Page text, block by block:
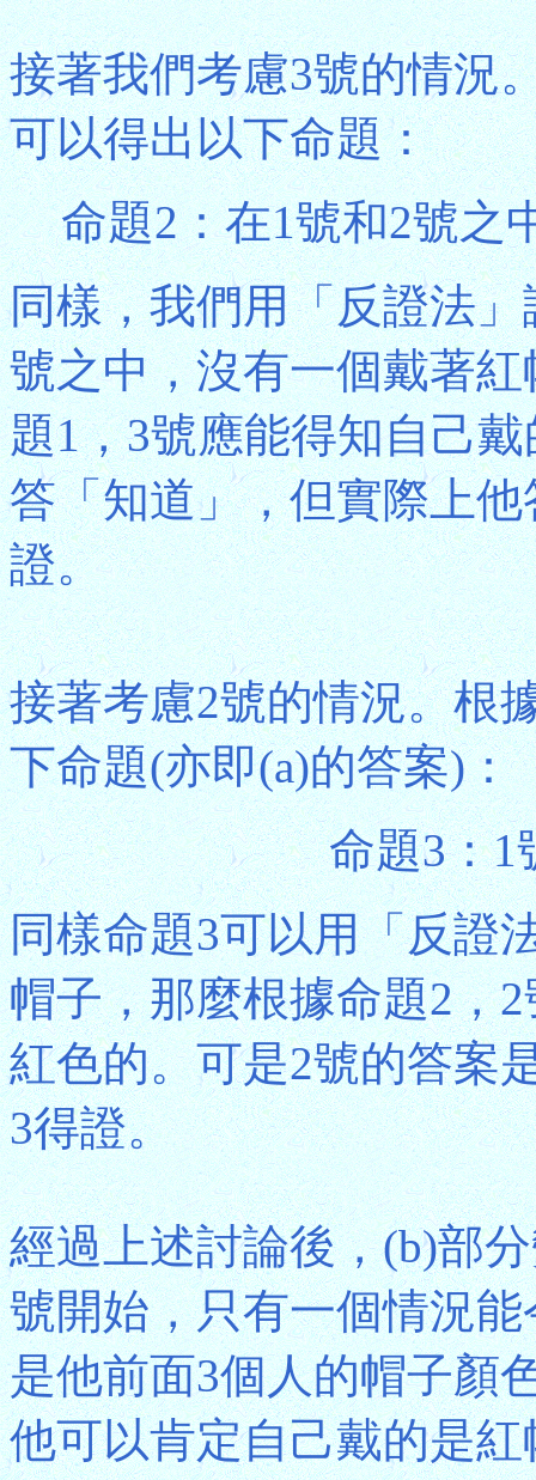
接著我們考慮3號的情況
可以得出以下命題：
命題2：在1號和2號之
同樣，我們用「反證法
號之中，沒有一個戴著
題1，3號應能得知自己
答「知道」，但實際上
證。
接著考慮2號的情況。根
下命題(亦即(a)的答案)：
命題3：1
同樣命題3可以用「反證
帽子，那麼根據命題2，
紅色的。可是2號的答案
3得證。
經過上述討論後，(b)部
號開始，只有一個情況
是他前面3個人的帽子顏
他可以肯定自己戴的是